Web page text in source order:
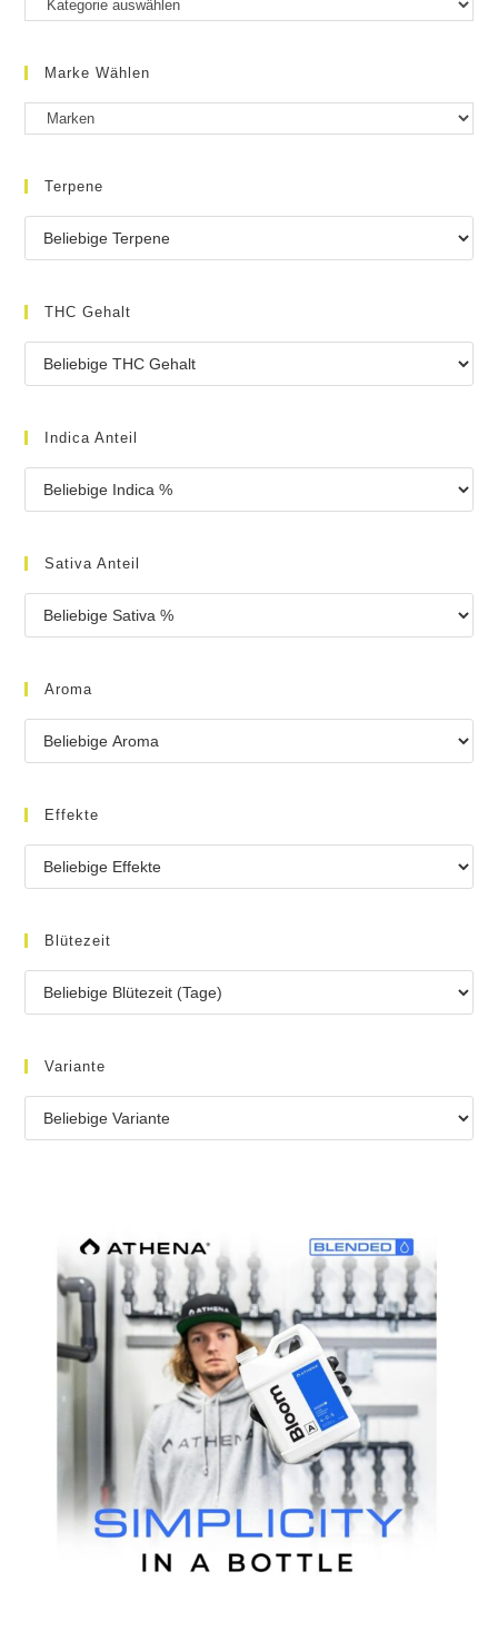
Marke Wählen
Terpene
THC Gehalt
Indica Anteil
Sativa Anteil
Aroma
Effekte
Blütezeit
Variante